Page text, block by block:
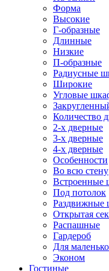
Форма
Высокие
Г-образные
Длинные
Низкие
П-образные
Радиусные
Широкие
Угловые
Количество
2-х дверные
3-х дверные
4-х дверные
Особенности
Во всю стену
Встроенные
Под потолок
Раздвижные
Открытая
Распашные
Гардероб
Для
Эконом
Гостиные